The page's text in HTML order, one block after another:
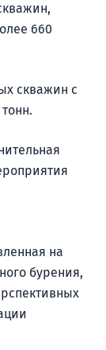
660
скважин с
на
бурения,